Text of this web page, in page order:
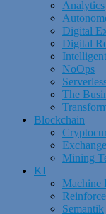
Analytics
Digital
Digital
NoOps
The
Blockchain
Mining
KI
Machine
Semantik